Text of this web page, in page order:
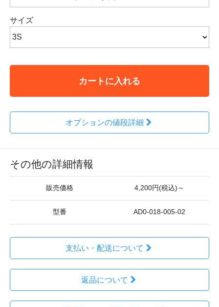
サイズ
カートに入れる
オプションの値段詳細
その他の詳細情報
販売価格 4,200円(税込)～
型番 AD0-018-005-02
支払い・配送について
返品について